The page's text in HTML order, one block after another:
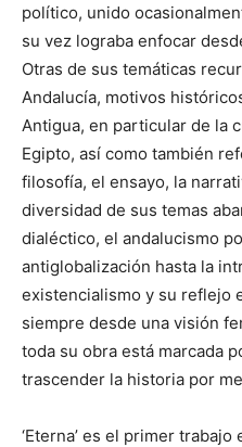
político, unido
su vez lograba enfocar
Otras de sus temáticas
Andalucía, motivos
Antigua, en particular de la
Egipto, así como también
filosofía, el ensayo, la
diversidad de sus temas
dialéctico, el andalucismo
antiglobalización hasta la
existencialismo y su reflejo
siempre desde una visión
toda su obra está marcada
trascender la historia por
‘Eterna’ es el primer